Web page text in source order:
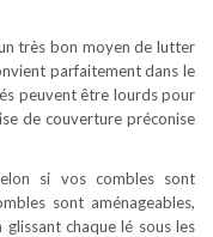
très bon moyen de lutter
parfaitement dans le
peuvent être lourds pour
de couverture préconise
si vos combles sont
sont aménageables,
chaque lé sous les